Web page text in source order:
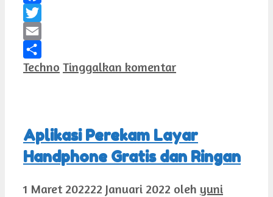
Facebook
Twitter
Email
Share
Kategori
Techno Tinggalkan komentar
Aplikasi Perekam Layar
Handphone Gratis dan Ringan
1 Maret 202222 Januari 2022 oleh yuni